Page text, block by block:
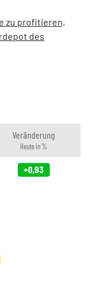
zu profitieren,
des
Veränderung
Heute in %
+0,93